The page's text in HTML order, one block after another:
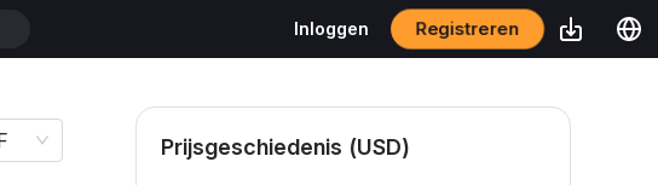
Inloggen Registreren
Prijsgeschiedenis (USD)